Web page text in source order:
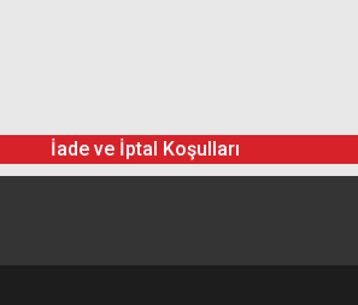
İade ve İptal Koşulları